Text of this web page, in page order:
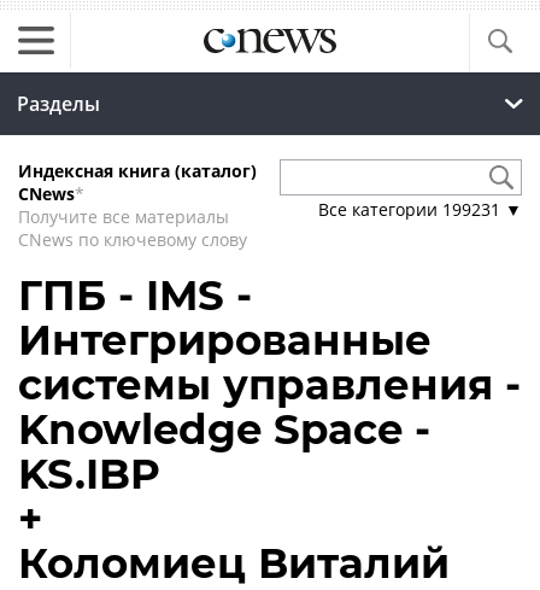
Разделы
Индексная книга (каталог)
CNews*
Получите все материалы
CNews по ключевому слову
Все категории 199231 ▼
ГПБ - IMS -
Интегрированные
системы управления -
Knowledge Space -
KS.IBP
+
Коломиец Виталий